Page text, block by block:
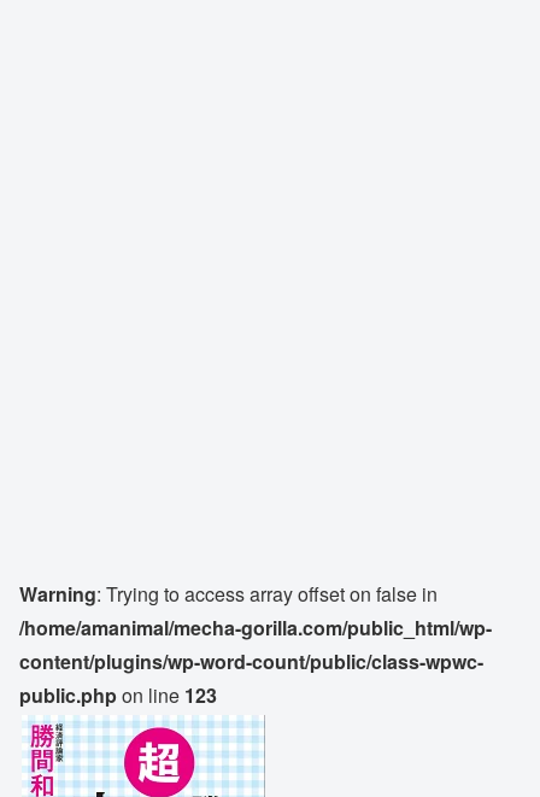
Warning: Trying to access array offset on false in
/home/amanimal/mecha-gorilla.com/public_html/wp-
content/plugins/wp-word-count/public/class-wpwc-
public.phpon line 123